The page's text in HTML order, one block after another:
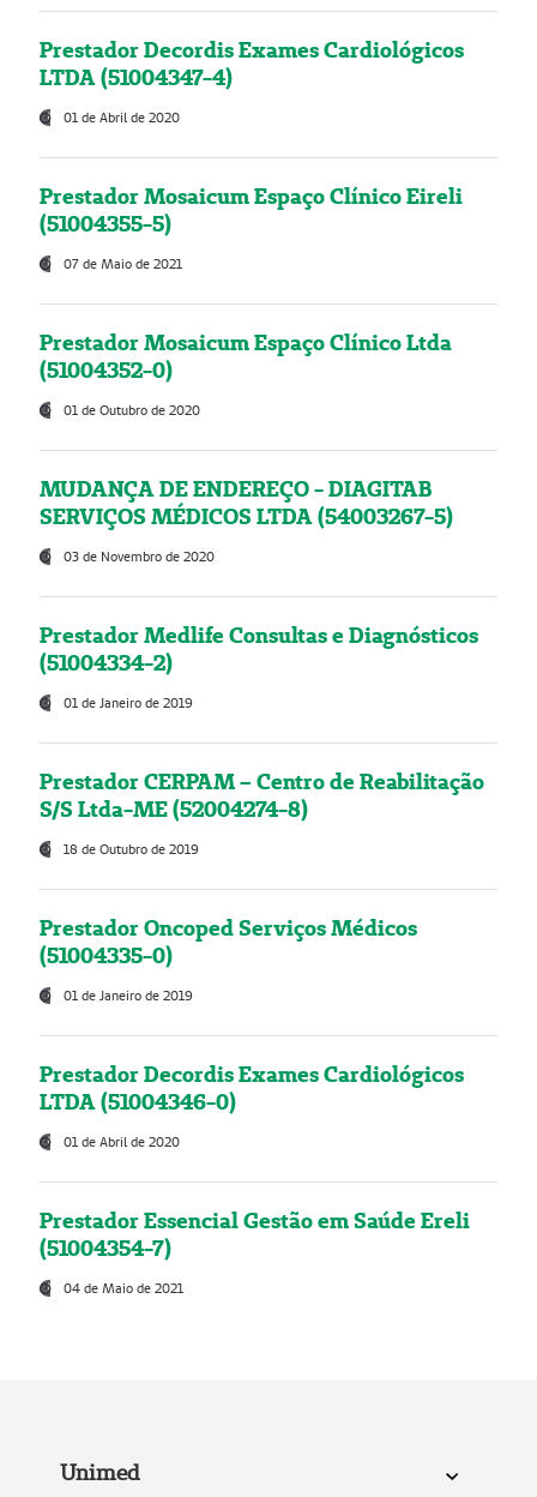
Prestador Decordis Exames Cardiológicos
LTDA (51004347-4)
01 de Abril de 2020
Prestador Mosaicum Espaço Clínico Eireli
(51004355-5)
07 de Maio de 2021
Prestador Mosaicum Espaço Clínico Ltda
(51004352-0)
01 de Outubro de 2020
MUDANÇA DE ENDEREÇO - DIAGITAB
SERVIÇOS MÉDICOS LTDA (54003267-5)
03 de Novembro de 2020
Prestador Medlife Consultas e Diagnósticos
(51004334-2)
01 de Janeiro de 2019
Prestador CERPAM – Centro de Reabilitação
S/S Ltda-ME (52004274-8)
18 de Outubro de 2019
Prestador Oncoped Serviços Médicos
(51004335-0)
01 de Janeiro de 2019
Prestador Decordis Exames Cardiológicos
LTDA (51004346-0)
01 de Abril de 2020
Prestador Essencial Gestão em Saúde Ereli
(51004354-7)
04 de Maio de 2021
Unimed